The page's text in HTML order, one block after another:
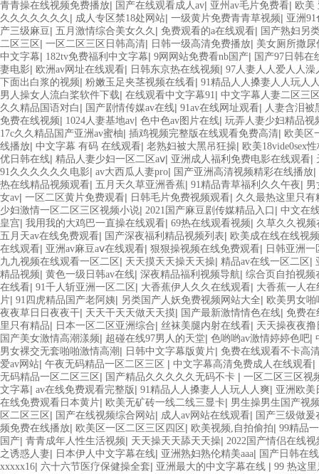
青青操在线视频免费播放| 国产在线观看成人av| 亚州av毛片免费看| 欧美
久久久久久久久 | 成人专区禁18处网站| 一级黄片免费青青草视频| 亚洲
产三级麻豆| 五月激情综合美女久久 | 免费观看的a在线观看| 国产熟妇另
二区三区 | 一区二区三区日韩高清| 日韩一级高清免费播放| 美女厕所撒尿
中文字幕| 182tv免费福利中文字幕| 9网网站免费看nb国产| 国产97日韩在
妻电影| 欧洲av网址在线观看| 日韩东京热在线视频| 97人妻人人爱人人澡
下面出白浆的视频| 粉嫩玉足夹茎视频在线看| 91精品人人搡妻人人玩人
男人操女人流白桨软件下载| 在线观看中文字幕91| 中文字幕人妻二区三
久久精品国语对白 | 国产剧情传媒av在线| 91av在线网址观看| 人妻含泪被
免费在线视频| 1024人妻基地av| 色中色av图片在线| 玩弄人妻少妇精品视
17c久久精品国产亚洲av蜜柚| 插鸡视频完整版在线观看免费高清| 欧美区
线播放| 中文字幕 有码 在线观看| 老熟妇被大黑吊狂操| 欧美18vide0sex
优日韩在线| 精品人妻少妇一区二区aⅴ| 亚洲成人福利免费电影在线观看|
91久久久久久久电影| av大西瓜人妻pro| 国产亚洲高清视频精彩在线播放|
热在线精品视频观看| 五月天久草亚洲香蕉| 91精品青草福利久久午夜| 男
女av| 一区二区黄片免费观看| 日韩毛片免费视频观看| 久久最热这里只有
少妇激情一区二区三区视频小说| 2021国产麻豆剧传媒精品入口 | 中文在
皇宫| 我用我的大鸡巴一直操在线观看| 69热在线观看视频| 久草久久视频
五月天av在线免费观看| 国产深夜福利精品视频列表| 欧美成在线在线视频
在线观看| 亚洲av麻豆aⅴ在线观看| 狠狠操视频在线免费观看| 日韩亚洲
九九视频在线观看一区二区 | 天天摸天天操天天操| 精品av在线一区二区 |
精品视频| 黄色一级日韩av在线| 深夜精品福利视频导航| 综合页自拍视频
在线看| 91千人斩亚洲一区二区 | 大香蕉伊人久久在线观看| 大香蕉一人在
片| 91四虎精品国产老阿姨| 另类国产人妖免费视频网站大全| 欧美男女
夜夜草日日夜夜干| 天天干天天做天天摸| 国产最新激情情色在线| 免费在
里只有精品| 日本一区二区亚洲综合| 丝袜美腿内射在线看| 天天操夜夜
国产美女激情高潮漾频| 超碰在线97男人的天堂| 色哟哟av激情婷婷色吧|
男女裸交无套啪啪激情高潮| 日韩中文字幕版黄片| 免费在线观看不卡高
爱av网站| 午夜无码精品一区二区三区 | 中文字幕高清免费成人在线观看|
无码精品一区二区三区 | 国产精品久久久久久无码不卡 | 一区二区三区视
文字幕| av在线免费观看完整版 | 91精品人人搡妻人人玩人人爽| 亚洲欧美
在线免费观看日本黄片| 欧美无矿砖一线二线三显卡| 男生操男生国产视
区二区三区 | 国产在线视频综合网站| 成人av网站在线观看| 国产三级做
频免费在线播放| 欧美区一区二区三区四区 | 欧美视频,自拍偷拍| 99精品
国产| 青青成年人性生活视频| 天天操天天舔天天操| 2022国产情侣在线视
之诱惑人妻| 日本伊人中文字幕在线| 亚洲熟妇熟伦精美aaa| 国产日韩在
xxxxx16| 六十六节医疗保健操全套| 亚洲最大的中文字幕在线 | 99 热这